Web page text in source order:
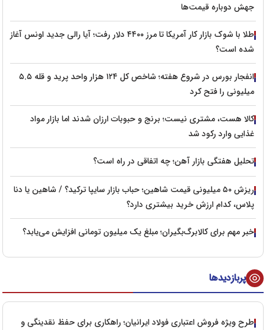
جهش دوباره قیمت‌ها
طلا با شوک بازار کار آمریکا تا مرز ۴۴۰۰ دلار رفت؛ آیا رالی جدید اونس آغاز
شده است؟
انفجار بورس در شروع هفته؛ شاخص کل ۱۲۴ هزار واحد پرید و قله ۵.۵
میلیونی را فتح کرد
کالا هست، مشتری نیست؛ برنج و حبوبات ارزان شدند اما بازار مواد
غذایی وارد رکود شد
تحلیل هفتگی بازار آهن؛ چه اتفاقی در راه است؟
ریزش ۵۰ میلیونی قیمت شاهین؛ حباب بازار سایپا ترکید؟ / شاهین یا دنا
پلاس، کدام ارزش خرید بیشتری دارد؟
خبر مهم برای کالابرگ‌بگیران؛ مبلغ یک میلیون تومانی افزایش می‌یابد؟
پربازدیدها
طرح ویژه فروش اعتباری فولاد ایرانیان؛ راهکاری برای حفظ نقدینگی و